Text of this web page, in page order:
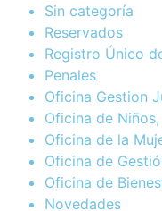
Sin categoría
Reservados
Registro Único
Penales
Oficina Gestion
Oficina de
Oficina de la
Oficina de
Oficina de
Novedades